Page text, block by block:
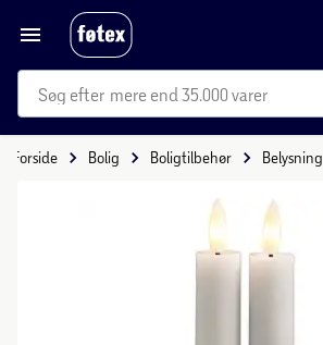
mere end 35.000 varer
Forside Bolig Boligtilbehør Belysning